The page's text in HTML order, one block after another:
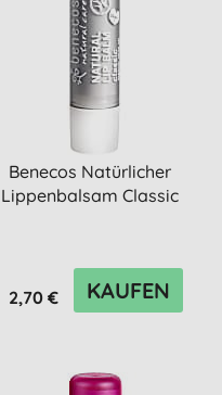
Benecos Natürlicher
Lippenbalsam Classic
2,70 € KAUFEN